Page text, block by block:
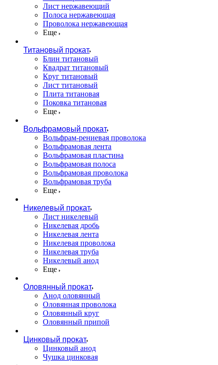
Лист нержавеющий
Полоса нержавеющая
Проволока нержавеющая
Еще
Титановый прокат
Блин титановый
Квадрат титановый
Круг титановый
Лист титановый
Плита титановая
Поковка титановая
Еще
Вольфрамовый прокат
Вольфрам-рениевая проволока
Вольфрамовая лента
Вольфрамовая пластина
Вольфрамовая полоса
Вольфрамовая проволока
Вольфрамовая труба
Еще
Никелевый прокат
Лист никелевый
Никелевая дробь
Никелевая лента
Никелевая проволока
Никелевая труба
Никелевый анод
Еще
Оловянный прокат
Анод оловянный
Оловянная проволока
Оловянный круг
Оловянный припой
Цинковый прокат
Цинковый анод
Чушка цинковая